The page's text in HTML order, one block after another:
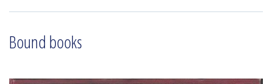
Bound books